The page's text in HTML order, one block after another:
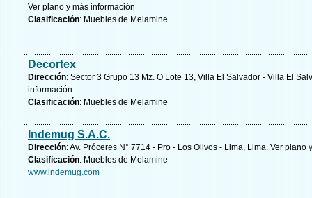
Ver plano y más información
Clasificación: Muebles de Melamine
Decortex
Dirección: Sector 3 Grupo 13 Mz. O Lote 13, Villa El Salvador - Villa El
información
Clasificación: Muebles de Melamine
Indemug S.A.C.
Dirección: Av. Próceres N° 7714 - Pro - Los Olivos - Lima, Lima. Ver plano y
Clasificación: Muebles de Melamine
www.indemug.com